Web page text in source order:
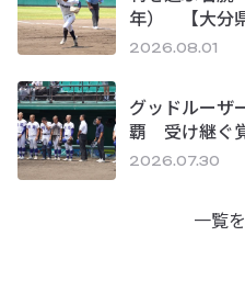
年） 【大分
2026.08.01
グッドルー
覇 受け継ぐ
2026.07.30
一覧